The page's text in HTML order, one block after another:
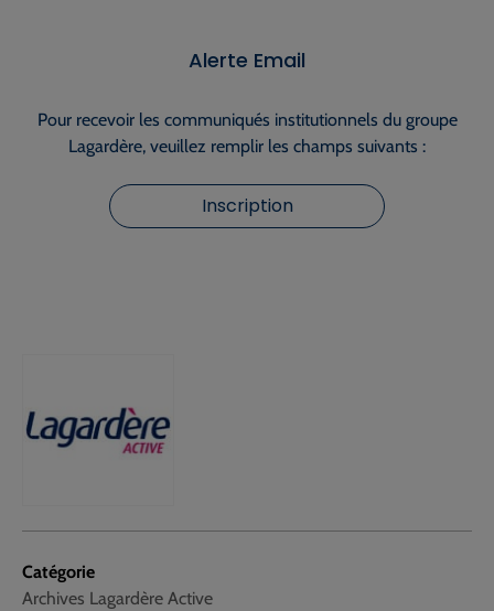
Catégorie
Archives Lagardère Active
Alerte Email
Pour recevoir les communiqués institutionnels du groupe
Lagardère, veuillez remplir les champs suivants :
Inscription